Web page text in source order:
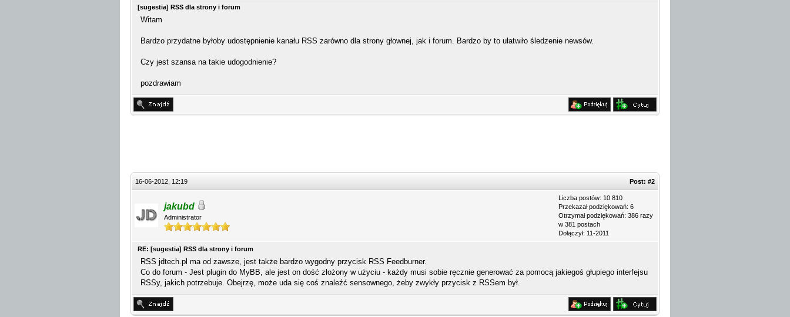
[sugestia] RSS dla strony i forum
Witam
Bardzo przydatne byłoby udostępnienie kanału RSS zarówno dla strony głownej, jak i forum. Bardzo by to ułatwiło śledzenie newsów.
Czy jest szansa na takie udogodnienie?
pozdrawiam
16-06-2012, 12:19 Post: #2
jakubd
Administrator
Liczba postów: 10 810
Przekazał podziękowań: 6
Otrzymał podziękowań: 386 razy
w 381 postach
Dołączył: 11-2011
RE: [sugestia] RSS dla strony i forum
RSS jdtech.pl ma od zawsze, jest także bardzo wygodny przycisk RSS Feedburner.
Co do forum - Jest plugin do MyBB, ale jest on dość złożony w użyciu - każdy musi sobie ręcznie generować za pomocą jakiegoś głupiego interfejsu
RSSy, jakich potrzebuje. Obejrzę, może uda się coś znaleźć sensownego, żeby zwykły przycisk z RSSem był.